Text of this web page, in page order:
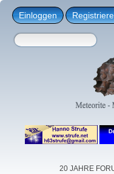
Einloggen
20 JAHRE